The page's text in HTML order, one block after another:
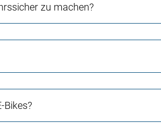
zu machen?
Bikes?